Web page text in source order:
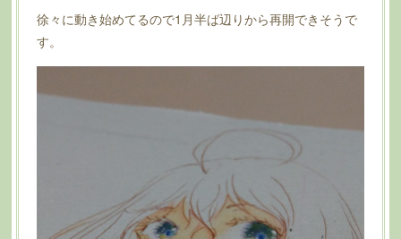
徐々に動き始めてるので1月半ば辺りから再開できそうで
す。